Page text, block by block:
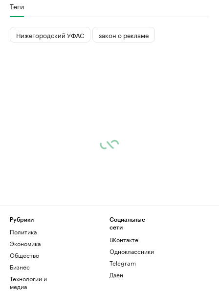
Теги
Нижегородский УФАС закон о рекламе
Рубрики
Политика
Экономика
Общество
Бизнес
Технологии и
медиа
Социальные
сети
ВКонтакте
Одноклассники
Telegram
Дзен